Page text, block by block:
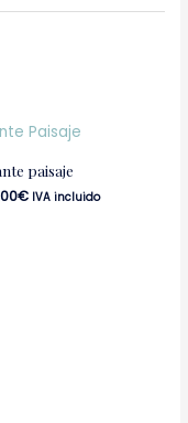
paisaje
€ IVA incluido